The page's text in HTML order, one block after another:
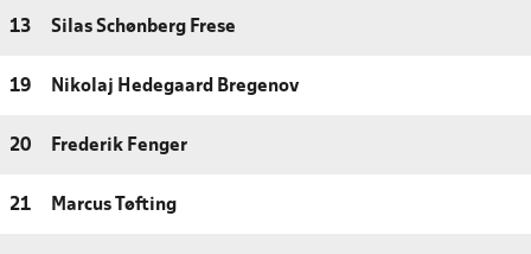
13 Silas Schønberg Frese
19 Nikolaj Hedegaard Bregenov
20 Frederik Fenger
21 Marcus Tøfting